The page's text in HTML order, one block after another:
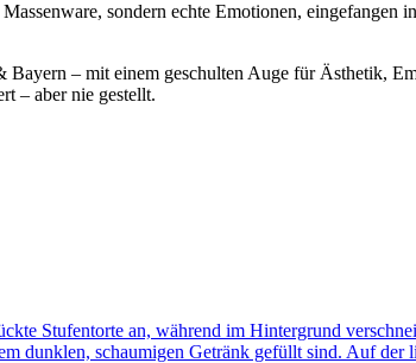
sondern echte Emotionen, eingefangen
– mit einem geschulten Auge für Ästhetik,
– aber nie gestellt.